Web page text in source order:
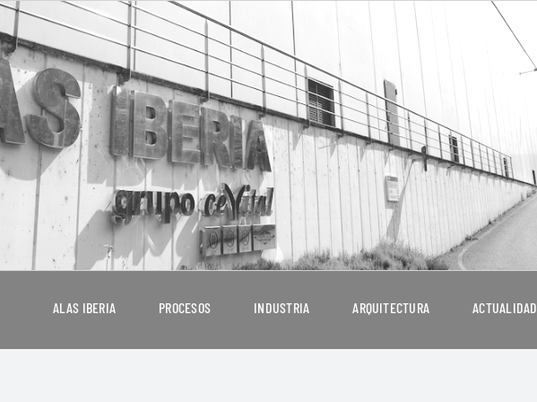
ALAS IBERIA PROCESOS INDUSTRIA ARQUITECTURA ACTUALIDAD